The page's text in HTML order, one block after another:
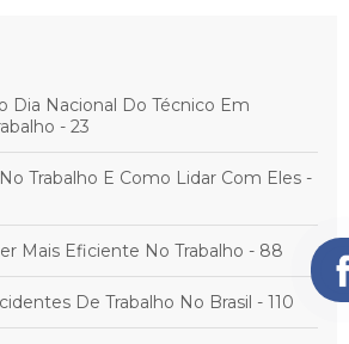
Dia Nacional Do Técnico Em
- 23
Trabalho E Como Lidar Com Eles -
Mais Eficiente No Trabalho - 88
De Trabalho No Brasil - 110